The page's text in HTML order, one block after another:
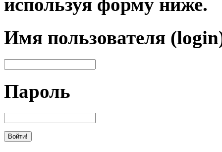
используя форму ниже.
Имя пользователя
Пароль